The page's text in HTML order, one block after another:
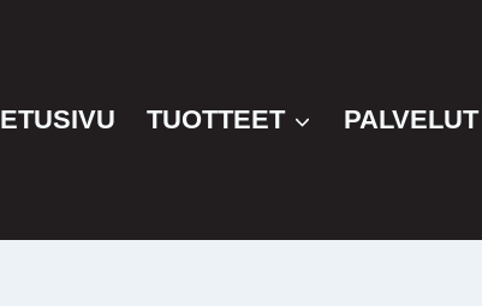
ETUSIVU TUOTTEET PALVELUT